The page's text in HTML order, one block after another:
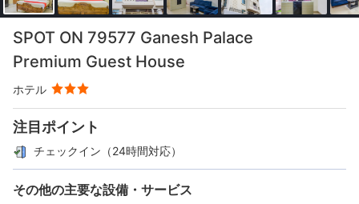
SPOT ON 79577 Ganesh Palace
Premium Guest House
ホテル
注目ポイント
チェックイン（24時間対応）
その他の主要な設備・サービス